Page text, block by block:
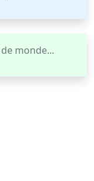
monde...